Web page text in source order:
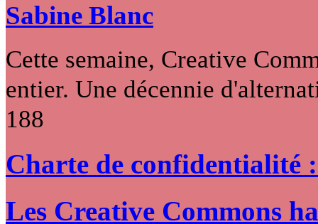
Sabine Blanc
Cette semaine, Creative
entier. Une décennie
188
Charte de confidentialité
Les Creative Commons